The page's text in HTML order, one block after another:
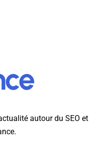
autour du SEO et